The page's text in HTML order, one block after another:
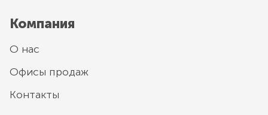
Компания
О нас
Офисы продаж
Контакты